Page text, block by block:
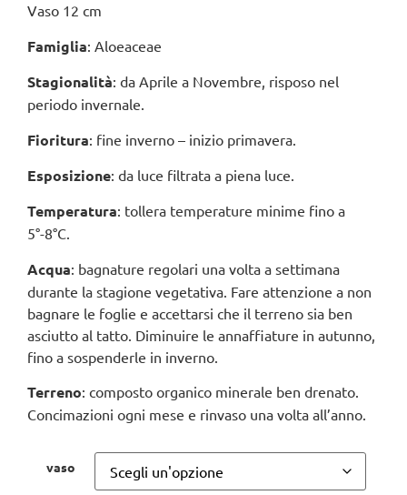
Vaso 12 cm
Famiglia: Aloeaceae
Stagionalità: da Aprile a Novembre, risposo nel
periodo invernale.
Fioritura: fine inverno – inizio primavera.
Esposizione: da luce filtrata a piena luce.
Temperatura: tollera temperature minime fino a
5°-8°C.
Acqua: bagnature regolari una volta a settimana
durante la stagione vegetativa. Fare attenzione a non
bagnare le foglie e accettarsi che il terreno sia ben
asciutto al tatto. Diminuire le annaffiature in autunno,
fino a sospenderle in inverno.
Terreno: composto organico minerale ben drenato.
Concimazioni ogni mese e rinvaso una volta all’anno.
vaso